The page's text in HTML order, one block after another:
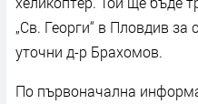
„Св. Георги“ в Пловдив за
уточни д-р Брахомов.
По първоначална